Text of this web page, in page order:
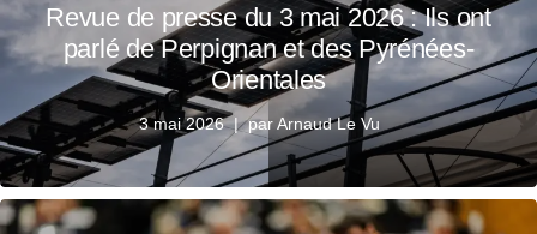
Revue de presse du 3 mai 2026 : Ils ont
parlé de Perpignan et des Pyrénées-
Orientales
3 mai 2026 parArnaud Le Vu